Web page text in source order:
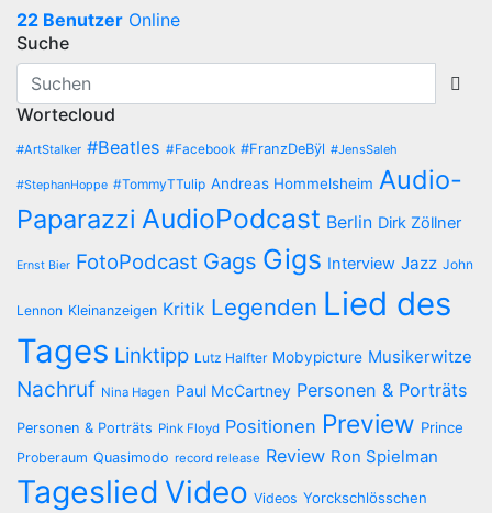
22 Benutzer Online
Suche
Wortecloud
#ArtStalker #Beatles #Facebook #FranzDeBÿl #JensSaleh
#StephanHoppe #TommyTTulip Andreas Hommelsheim Audio-
Paparazzi AudioPodcast Berlin Dirk Zöllner
Ernst Bier FotoPodcast Gags Gigs Interview Jazz John
Lennon Kleinanzeigen Kritik Legenden Lied des
Tages Linktipp Lutz Halfter Mobypicture Musikerwitze
Nachruf Nina Hagen Paul McCartney Personen & Porträts
Personen & Porträts Pink Floyd Positionen Preview Prince
Proberaum Quasimodo record release Review Ron Spielman
Tageslied Video Videos Yorckschlösschen